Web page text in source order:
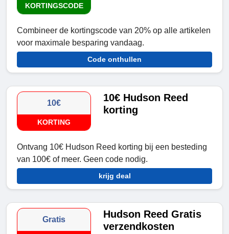
KORTINGSCODE
Combineer de kortingscode van 20% op alle artikelen
voor maximale besparing vandaag.
Code onthullen
10€
KORTING
10€ Hudson Reed
korting
Ontvang 10€ Hudson Reed korting bij een besteding
van 100€ of meer. Geen code nodig.
krijg deal
Gratis
Hudson Reed Gratis
verzendkosten